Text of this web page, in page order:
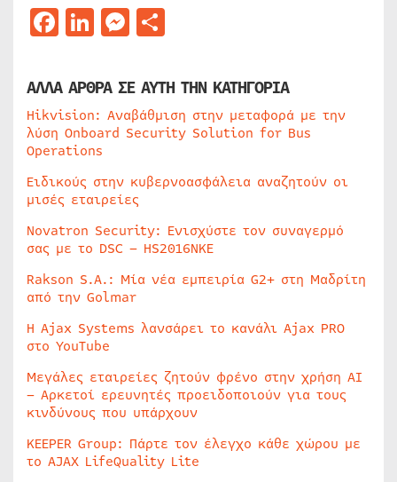
Facebook
LinkedIn
Messenger
ΑΛΛΑ ΑΡΘΡΑ ΣΕ ΑΥΤΗ ΤΗΝ ΚΑΤΗΓΟΡΙΑ
Hikvision: Αναβάθμιση στην μεταφορά με την
λύση Onboard Security Solution for Bus
Operations
Ειδικούς στην κυβερνοασφάλεια αναζητούν οι
μισές εταιρείες
Novatron Security: Ενισχύστε τον συναγερμό
σας με το DSC – HS2016NKE
Rakson S.A.: Μία νέα εμπειρία G2+ στη Μαδρίτη
από την Golmar
Η Ajax Systems λανσάρει το κανάλι Ajax PRO
στο YouTube
Μεγάλες εταιρείες ζητούν φρένο στην χρήση AI
– Αρκετοί ερευνητές προειδοποιούν για τους
κινδύνους που υπάρχουν
KEEPER Group: Πάρτε τον έλεγχο κάθε χώρου με
το AJAX LifeQuality Lite